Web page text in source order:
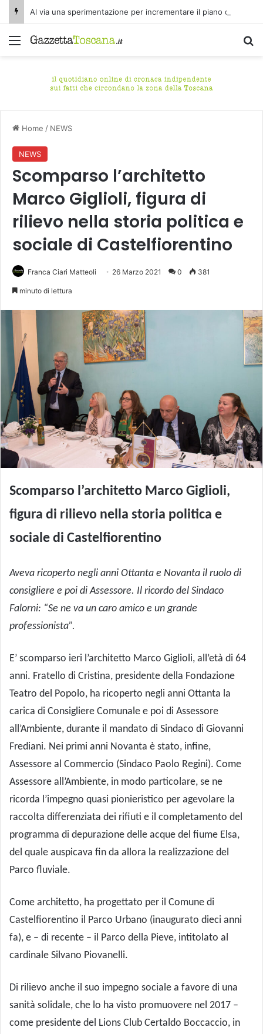
Menu
Home / NEWS
NEWS
Scomparso l’architetto
Marco Giglioli, figura di
rilievo nella storia politica e
sociale di Castelfiorentino
Franca Ciari Matteoli 26 Marzo 2021 0 381
minuto di lettura
Scomparso l’architetto Marco Giglioli,
figura di rilievo nella storia politica e
sociale di Castelfiorentino
Aveva ricoperto negli anni Ottanta e Novanta il ruolo di
consigliere e poi di Assessore. Il ricordo del Sindaco
Falorni: “Se ne va un caro amico e un grande
professionista”.
E’ scomparso ieri l’architetto Marco Giglioli, all’età di 64
anni. Fratello di Cristina, presidente della Fondazione
Teatro del Popolo, ha ricoperto negli anni Ottanta la
carica di Consigliere Comunale e poi di Assessore
all’Ambiente, durante il mandato di Sindaco di Giovanni
Frediani. Nei primi anni Novanta è stato, infine,
Assessore al Commercio (Sindaco Paolo Regini). Come
Assessore all’Ambiente, in modo particolare, se ne
ricorda l’impegno quasi pionieristico per agevolare la
raccolta differenziata dei rifiuti e il completamento del
programma di depurazione delle acque del fiume Elsa,
del quale auspicava fin da allora la realizzazione del
Parco fluviale.
Come architetto, ha progettato per il Comune di
Castelfiorentino il Parco Urbano (inaugurato dieci anni
fa), e – di recente – il Parco della Pieve, intitolato al
cardinale Silvano Piovanelli.
Di rilievo anche il suo impegno sociale a favore di una
sanità solidale, che lo ha visto promuovere nel 2017 –
come presidente del Lions Club Certaldo Boccaccio, in